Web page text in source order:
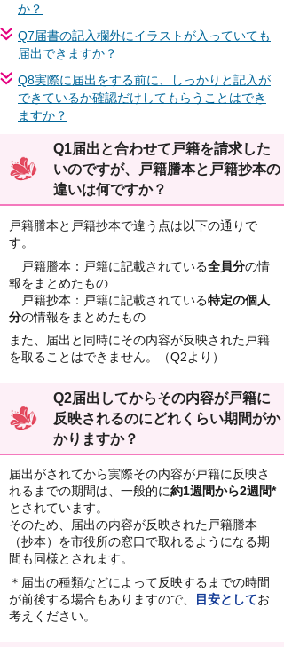
か？
Q7届書の記入欄外にイラストが入っていても
届出できますか？
Q8実際に届出をする前に、しっかりと記入が
できているか確認だけしてもらうことはでき
ますか？
Q1届出と合わせて戸籍を請求した
いのですが、戸籍謄本と戸籍抄本の
違いは何ですか？
戸籍謄本と戸籍抄本で違う点は以下の通りで
す。
戸籍謄本：戸籍に記載されている全員分の情
報をまとめたもの
戸籍抄本：戸籍に記載されている特定の個人
分の情報をまとめたもの
また、届出と同時にその内容が反映された戸籍
を取ることはできません。（Q2より）
Q2届出してからその内容が戸籍に
反映されるのにどれくらい期間がか
かりますか？
届出がされてから実際その内容が戸籍に反映さ
れるまでの期間は、一般的に約1週間から2週間*
とされています。
そのため、届出の内容が反映された戸籍謄本
（抄本）を市役所の窓口で取れるようになる期
間も同様とされます。
＊届出の種類などによって反映するまでの時間
が前後する場合もありますので、
目安としてお
考えください。